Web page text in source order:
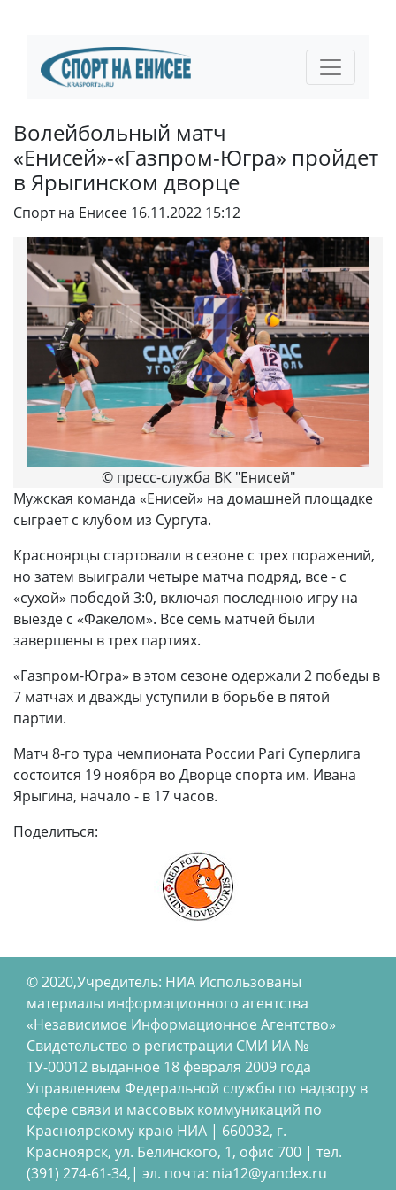
Волейбольный матч
«Енисей»-«Газпром-Югра» пройдет
в Ярыгинском дворце
Спорт на Енисее 16.11.2022 15:12
© пресс-служба ВК "Енисей"
Мужская команда «Енисей» на домашней площадке
сыграет с клубом из Сургута.
Красноярцы стартовали в сезоне с трех поражений,
но затем выиграли четыре матча подряд, все - с
«сухой» победой 3:0, включая последнюю игру на
выезде с «Факелом». Все семь матчей были
завершены в трех партиях.
«Газпром-Югра» в этом сезоне одержали 2 победы в
7 матчах и дважды уступили в борьбе в пятой
партии.
Матч 8-го тура чемпионата России Pari Суперлига
состоится 19 ноября во Дворце спорта им. Ивана
Ярыгина, начало - в 17 часов.
Поделиться:
© 2020,Учредитель: НИА Использованы
материалы информационного агентства
«Независимое Информационное Агентство»
Свидетельство о регистрации СМИ ИА №
ТУ-00012 выданное 18 февраля 2009 года
Управлением Федеральной службы по надзору в
сфере связи и массовых коммуникаций по
Красноярскому краю НИА | 660032, г.
Красноярск, ул. Белинского, 1, офис 700 | тел.
(391) 274-61-34,| эл. почта: nia12@yandex.ru